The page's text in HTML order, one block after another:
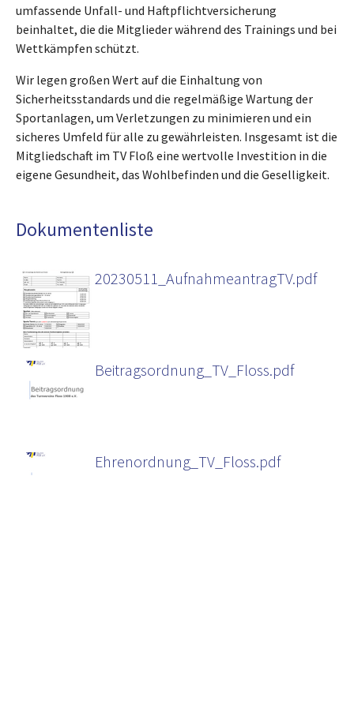
umfassende Unfall- und Haftpflichtversicherung
beinhaltet, die die Mitglieder während des Trainings und bei
Wettkämpfen schützt.
Wir legen großen Wert auf die Einhaltung von
Sicherheitsstandards und die regelmäßige Wartung der
Sportanlagen, um Verletzungen zu minimieren und ein
sicheres Umfeld für alle zu gewährleisten. Insgesamt ist die
Mitgliedschaft im TV Floß eine wertvolle Investition in die
eigene Gesundheit, das Wohlbefinden und die Geselligkeit.
Dokumentenliste
20230511_AufnahmeantragTV.pdf
Beitragsordnung_TV_Floss.pdf
Ehrenordnung_TV_Floss.pdf